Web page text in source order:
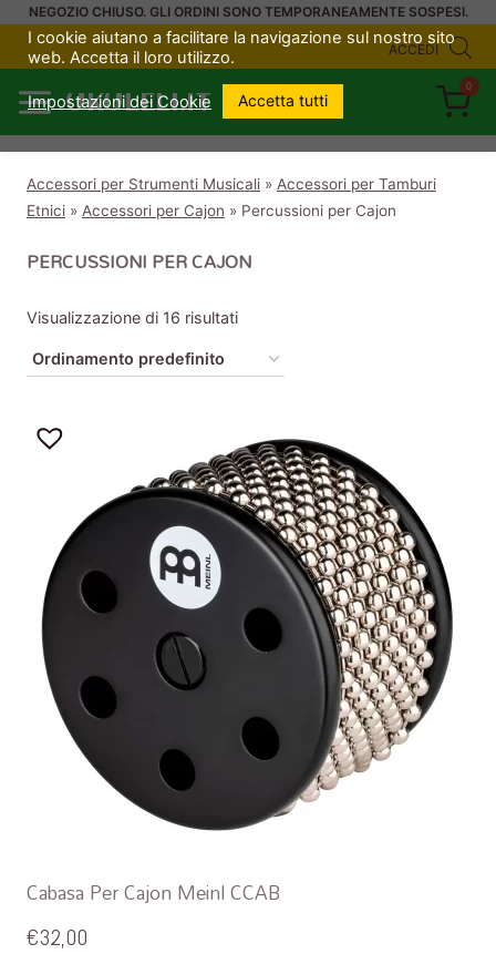
SaltaNEGOZIO CHIUSO. GLI ORDINI SONO TEMPORANEAMENTE SOSPESI.
ACCEDI
UKULELI.IT
0
Accessori per Strumenti Musicali » Accessori per Tamburi
Etnici » Accessori per Cajon » Percussioni per Cajon
PERCUSSIONI PER CAJON
Visualizzazione di 16 risultati
Cabasa Per Cajon Meinl CCAB
€32,00
I cookie aiutano a facilitare la navigazione sul nostro sito
web. Accetta il loro utilizzo.
Impostazioni dei Cookie Accetta tutti